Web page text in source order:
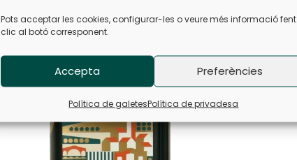
Pots acceptar les cookies, configurar-les o veure més informació fent
clic al botó corresponent.
Accepta Preferències
Política de galetesPolítica de privadesa